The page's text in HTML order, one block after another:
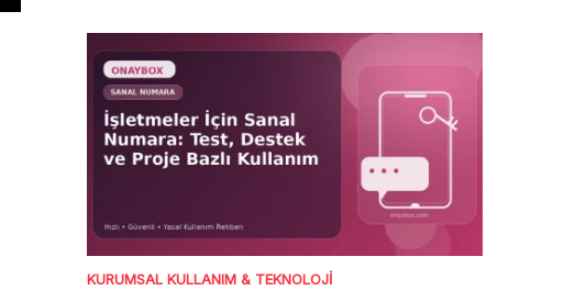
KURUMSAL KULLANIM & TEKNOLOJI